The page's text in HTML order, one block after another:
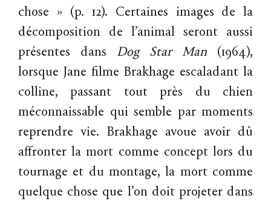
chose » (p. 12). Certaines images de la
décomposition de l’animal seront aussi
présentes dans Dog Star Man (1964),
lorsque Jane filme Brakhage escaladant la
colline, passant tout près du chien
méconnaissable qui semble par moments
reprendre vie. Brakhage avoue avoir dû
affronter la mort comme concept lors du
tournage et du montage, la mort comme
quelque chose que l’on doit projeter dans